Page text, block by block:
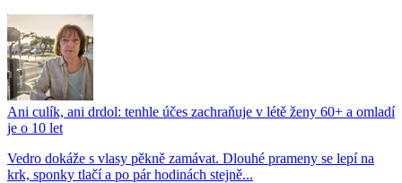
Ani culík, ani drdol: tenhle účes zachraňuje v létě ženy 60+ a omladí
je o 10 let
Vedro dokáže s vlasy pěkně zamávat. Dlouhé prameny se lepí na
krk, sponky tlačí a po pár hodinách stejně...